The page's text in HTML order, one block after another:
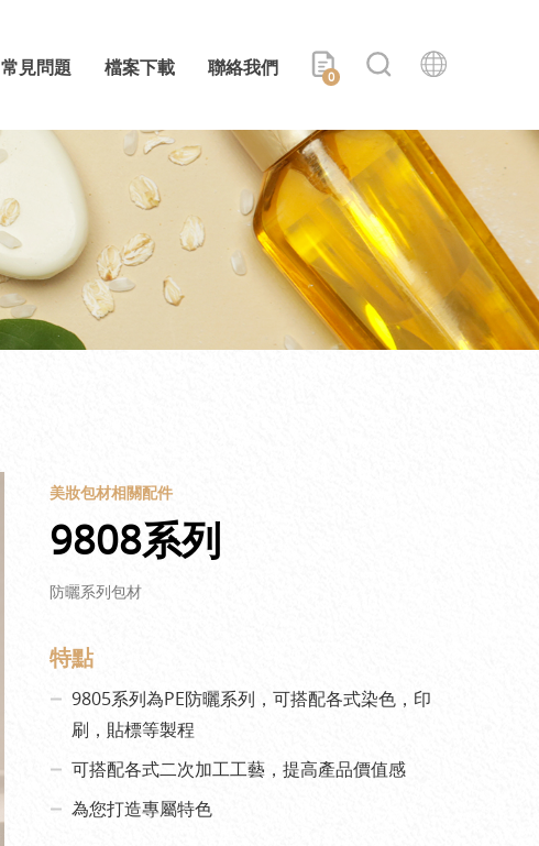
常見問題 檔案下載 聯絡我們 0
美妝包材相關配件
9808系列
防曬系列包材
特點
9805系列為PE防曬系列，可搭配各式染色，印
刷，貼標等製程
可搭配各式二次加工工藝，提高產品價值感
為您打造專屬特色